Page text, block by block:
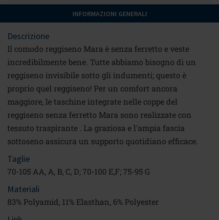
INFORMAZIONI GENERALI
Descrizione
Il comodo reggiseno Mara è senza ferretto e veste
incredibilmente bene. Tutte abbiamo bisogno di un
reggiseno invisibile sotto gli indumenti; questo è
proprio quel reggiseno! Per un comfort ancora
maggiore, le taschine integrate nelle coppe del
reggiseno senza ferretto Mara sono realizzate con
tessuto traspirante . La graziosa e l'ampia fascia
sottoseno assicura un supporto quotidiano efficace.
Taglie
70-105 AA, A, B, C, D; 70-100 E,F; 75-95 G
Materiali
83% Polyamid, 11% Elasthan, 6% Polyester